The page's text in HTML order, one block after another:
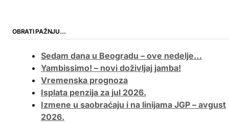
OBRATI PAŽNJU…
Sedam dana u Beogradu – ove nedelje…
Yambissimo! – novi doživljaj jamba!
Vremenska prognoza
Isplata penzija za jul 2026.
Izmene u saobraćaju i na linijama JGP – avgust
2026.